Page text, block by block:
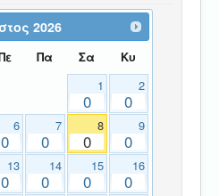
2026
Πα Σα Κυ
1
0
2
0
6
0
7
0
8
0
9
0
13
0
14
0
15
0
16
0